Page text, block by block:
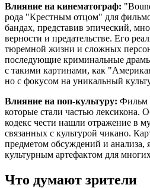
Влияние на кинематограф:
рода "Крестным отцом" для
бандах, представив эпический,
верности и предательстве. Его
тюремной жизни и сложных
последующие криминальные
с такими картинами, как
но с фокусом на уникальный
Влияние на поп-культуру: Фильм
которые стали частью лексикона.
кодекс чести нашли отражение в
связанных с культурой чикано.
предметом обсуждений и анализа,
культурным артефактом для
Что думают зрители